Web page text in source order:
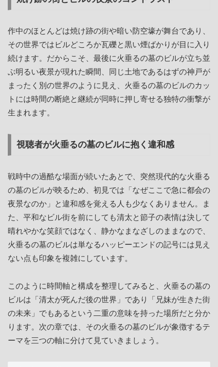
作中のほとんどは焼け跡の街や暗い防空壕が舞台であり、
その世界ではビルどころか瓦礫と黒い煙ばかりが目に入り
続けます。だからこそ、最後に火垂るの墓のビルが立ち並
ぶ明るい夜景が現れた瞬間、同じ土地であるはずの神戸が
まったく別の世界のように見え、火垂るの墓のビルのカッ
トには時間の断絶と継続が同時に押し寄せる独特の衝撃が
生まれます。
視聴者が火垂るの墓のビルに抱く違和感
戦時中の過酷な場面が続いたあとで、突然現代的な火垂る
の墓のビルが映るため、初見では「なぜここで急に都会の
夜景なのか」と違和感を覚える人も少なくありません。ま
た、平和なビル街を前にしても清太と節子の表情は決して
晴れやかな笑顔ではなく、静かなまなざしのままなので、
火垂るの墓のビルは単なるハッピーエンドの記号には見え
ない点も印象を複雑にしています。
このように時間軸と構成を整理してみると、火垂るの墓の
ビルは「清太が死んだ後の世界」であり「兄妹が生きた街
の未来」でもあるという二重の意味を持った場所だと分か
ります。次の章では、その火垂るの墓のビルが象徴するテ
ーマを三つの軸に分けて見ていきましょう。